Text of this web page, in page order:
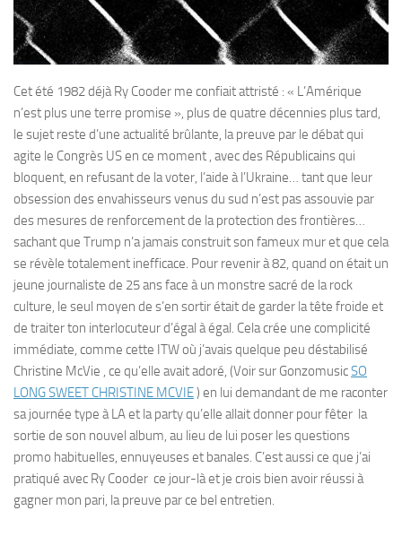
Cet été 1982 déjà Ry Cooder me confiait attristé : « L’Amérique
n’est plus une terre promise », plus de quatre décennies plus tard,
le sujet reste d’une actualité brûlante, la preuve par le débat qui
agite le Congrès US en ce moment , avec des Républicains qui
bloquent, en refusant de la voter, l’aide à l’Ukraine… tant que leur
obsession des envahisseurs venus du sud n’est pas assouvie par
des mesures de renforcement de la protection des frontières…
sachant que Trump n’a jamais construit son fameux mur et que cela
se révèle totalement inefficace. Pour revenir à 82, quand on était un
jeune journaliste de 25 ans face à un monstre sacré de la rock
culture, le seul moyen de s’en sortir était de garder la tête froide et
de traiter ton interlocuteur d’égal à égal. Cela crée une complicité
immédiate, comme cette ITW où j’avais quelque peu déstabilisé
Christine McVie , ce qu’elle avait adoré, (Voir sur GonzomusicSO
LONG SWEET CHRISTINE MCVIE ) en lui demandant de me raconter
sa journée type à LA et la party qu’elle allait donner pour fêter la
sortie de son nouvel album, au lieu de lui poser les questions
promo habituelles, ennuyeuses et banales. C’est aussi ce que j’ai
pratiqué avec Ry Cooder ce jour-là et je crois bien avoir réussi à
gagner mon pari, la preuve par ce bel entretien.